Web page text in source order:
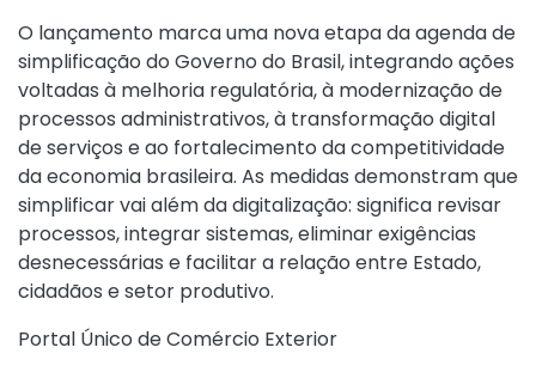
O lançamento marca uma nova etapa da agenda de
simplificação do Governo do Brasil, integrando ações
voltadas à melhoria regulatória, à modernização de
processos administrativos, à transformação digital
de serviços e ao fortalecimento da competitividade
da economia brasileira. As medidas demonstram que
simplificar vai além da digitalização: significa revisar
processos, integrar sistemas, eliminar exigências
desnecessárias e facilitar a relação entre Estado,
cidadãos e setor produtivo.
Portal Único de Comércio Exterior